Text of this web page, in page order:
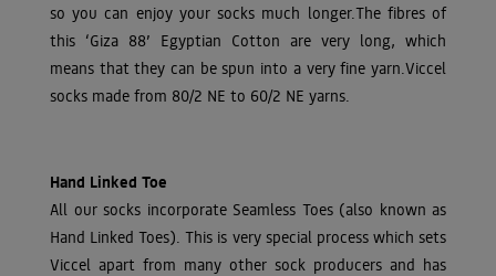
so you can enjoy your socks much longer.The fibres of
this ‘Giza 88’ Egyptian Cotton are very long, which
means that they can be spun into a very fine yarn.Viccel
socks made from 80/2 NE to 60/2 NE yarns.
Hand Linked Toe
All our socks incorporate Seamless Toes (also known as
Hand Linked Toes). This is very special process which sets
Viccel apart from many other sock producers and has